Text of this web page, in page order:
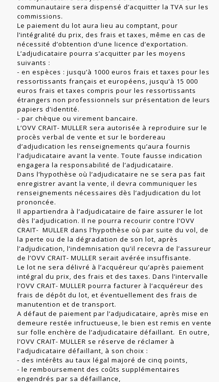
communautaire sera dispensé d’acquitter la TVA sur les
commissions.
Le paiement du lot aura lieu au comptant, pour
l’intégralité du prix, des frais et taxes, même en cas de
nécessité d’obtention d’une licence d’exportation.
L’adjudicataire pourra s’acquitter par les moyens
suivants :
- en espèces : jusqu’à 1000 euros frais et taxes pour les
ressortissants français et européens, jusqu’à 15 000
euros frais et taxes compris pour les ressortissants
étrangers non professionnels sur présentation de leurs
papiers d’identité.
- par chèque ou virement bancaire.
L’OVV CRAIT- MULLER sera autorisée à reproduire sur le
procès verbal de vente et sur le bordereau
d’adjudication les renseignements qu’aura fournis
l’adjudicataire avant la vente. Toute fausse indication
engagera la responsabilité de l’adjudicataire.
Dans l’hypothèse où l’adjudicataire ne se sera pas fait
enregistrer avant la vente, il devra communiquer les
renseignements nécessaires dès l’adjudication du lot
prononcée.
Il appartiendra à l’adjudicataire de faire assurer le lot
dès l’adjudication. Il ne pourra recourir contre l’OVV
CRAIT- MULLER dans l’hypothèse où par suite du vol, de
la perte ou de la dégradation de son lot, après
l’adjudication, l’indemnisation qu’il recevra de l’assureur
de l’OVV CRAIT- MULLER serait avérée insuffisante.
Le lot ne sera délivré à l’acquéreur qu’après paiement
intégral du prix, des frais et des taxes. Dans l’intervalle
l’OVV CRAIT- MULLER pourra facturer à l’acquéreur des
frais de dépôt du lot, et éventuellement des frais de
manutention et de transport.
A défaut de paiement par l’adjudicataire, après mise en
demeure restée infructueuse, le bien est remis en vente
sur folle enchère de l’adjudicataire défaillant. En outre,
l’OVV CRAIT- MULLER se réserve de réclamer à
l’adjudicataire défaillant, à son choix :
- des intérêts au taux légal majoré de cinq points,
- le remboursement des coûts supplémentaires
engendrés par sa défaillance,